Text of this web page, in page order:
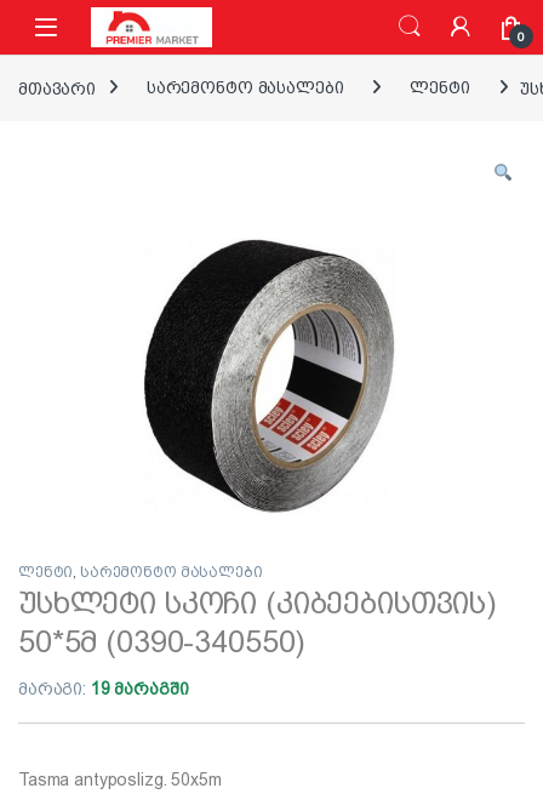
ნავიგაციაზე გადასვლა
შინაარსზე გადასვლა
0
მთავარი სარემონტო მასალები ლენტი
ლენტი სარემონტო მასალები
უსხლეტი სკოჩი (კიბეებისთვის)
50*5მ (0390-340550)
მარაგი: 19 მარაგში
Tasma antyposlizg. 50x5m